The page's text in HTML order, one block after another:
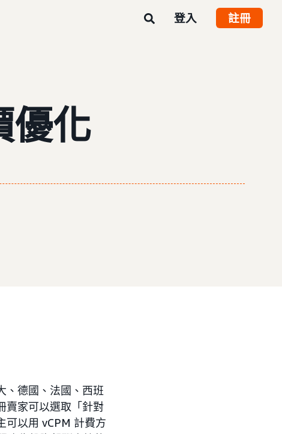
登入 註冊
優化
、德國、法國、西班
賣家可以選取「針對
可以用 vCPM 計費方